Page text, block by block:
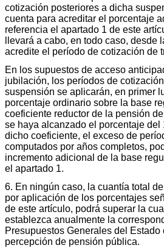
cotización posteriores a dicha
cuenta para acreditar el porcentaje
referencia el apartado 1 de este
llevará a cabo, en todo caso, desde
acredite el período de cotización de
En los supuestos de acceso
jubilación, los períodos de
suspensión se aplicarán, en primer
porcentaje ordinario sobre la base
coeficiente reductor de la pensión
se haya alcanzado el porcentaje del
dicho coeficiente, el exceso de
computados por años completos,
incremento adicional de la base
el apartado 1.
6. En ningún caso, la cuantía total
por aplicación de los porcentajes
de este artículo, podrá superar la
establezca anualmente la
Presupuestos Generales del
percepción de pensión pública.